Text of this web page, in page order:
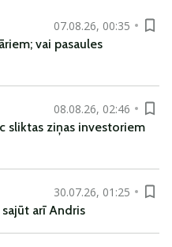
07.08.26, 00:35
vai pasaules
08.08.26, 02:46
sliktas ziņas investoriem
30.07.26, 01:25
arī Andris